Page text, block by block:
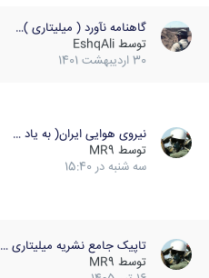
گاهنامه نآورد ( میلیتاری )…
توسط EshqAli
30 اردیبهشت 1401
نیروی هوایی ایران( به یاد …
توسط MR9
سه شنبه در 15:40
تاپیک جامع نشریه میلیتاری …
توسط MR9